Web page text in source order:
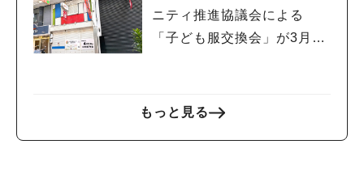
ニティ推進協議会による
「子ども服交換会」が3月29
もっと見る